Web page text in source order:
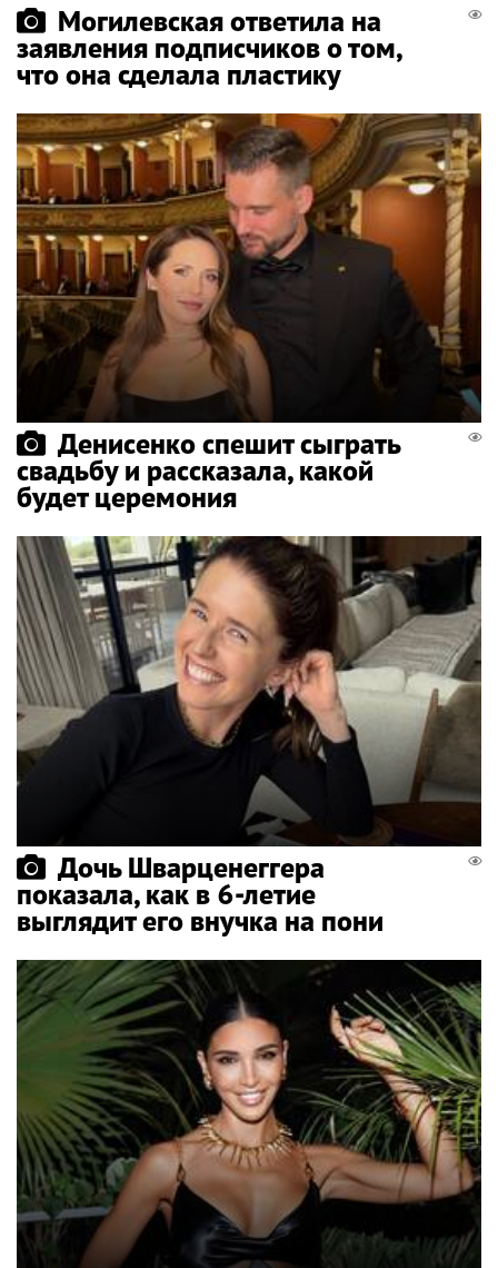
Могилевская ответила на
заявления подписчиков о том,
что она сделала пластику
Денисенко спешит сыграть
свадьбу и рассказала, какой
будет церемония
Дочь Шварценеггера
показала, как в 6-летие
выглядит его внучка на пони